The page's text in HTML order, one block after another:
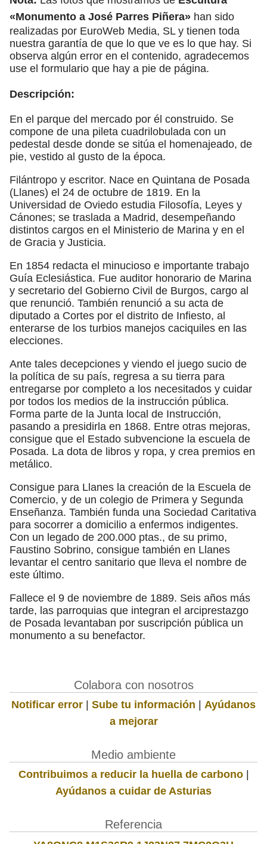
«Monumento a José Parres Piñera» han sido
realizadas por EuroWeb Media, SL y tienen toda
nuestra garantía de que lo que ve es lo que hay. Si
observa algún error en el contenido, agradecemos
use el formulario que hay a pie de página.
Descripción:
En el parque del mercado por él construido. Se
compone de una pileta cuadrilobulada con un
pedestal desde donde se sitúa el homenajeado, de
pie, vestido al gusto de la época.
Filántropo y escritor. Nace en Quintana de Posada
(Llanes) el 24 de octubre de 1819. En la
Universidad de Oviedo estudia Filosofía, Leyes y
Cánones; se traslada a Madrid, desempeñando
distintos cargos en el Ministerio de Marina y en el
de Gracia y Justicia.
En 1854 redacta el minucioso e importante trabajo
Guía Eclesiástica. Fue auditor honorario de Marina
y secretario del Gobierno Civil de Burgos, cargo al
que renunció. También renunció a su acta de
diputado a Cortes por el distrito de Infiesto, al
enterarse de los turbios manejos caciquiles en las
elecciones.
Ante tales decepciones y viendo el juego sucio de
la política de su país, regresa a su tierra para
entregarse por completo a los necesitados y cuidar
por todos los medios de la instrucción pública.
Forma parte de la Junta local de Instrucción,
pasando a presidirla en 1868. Entre otras mejoras,
consigue que el Estado subvencione la escuela de
Posada. La dota de libros y ropa, y crea premios en
metálico.
Consigue para Llanes la creación de la Escuela de
Comercio, y de un colegio de Primera y Segunda
Enseñanza. También funda una Sociedad Caritativa
para socorrer a domicilio a enfermos indigentes.
Con un legado de 200.000 ptas., de su primo,
Faustino Sobrino, consigue también en Llanes
levantar el centro sanitario que lleva el nombre de
este último.
Fallece el 9 de noviembre de 1889. Seis años más
tarde, las parroquias que integran el arciprestazgo
de Posada levantaban por suscripción pública un
monumento a su benefactor.
Colabora con nosotros
Notificar error | Sube tu información | Ayúdanos
a mejorar
Medio ambiente
Contribuimos a reducir la huella de carbono|
Ayúdanos a cuidar de Asturias
Referencia